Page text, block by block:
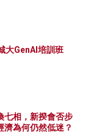
大GenAI培訓班
七相，新揆會否步
濟為何仍然低迷？